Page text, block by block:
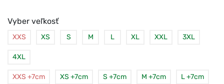
Vyber veľkosť
XXS XS S M L XL XXL 3XL
4XL
XXS +7cm XS +7cm S +7cm M +7cm L +7cm